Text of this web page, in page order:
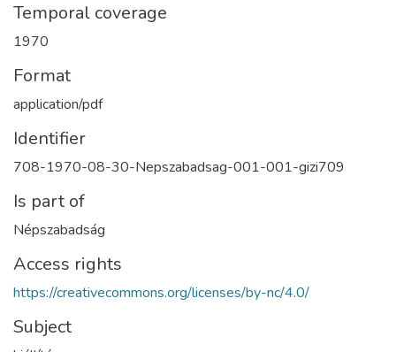
Temporal coverage
1970
Format
application/pdf
Identifier
708-1970-08-30-Nepszabadsag-001-001-gizi709
Is part of
Népszabadság
Access rights
https://creativecommons.org/licenses/by-nc/4.0/
Subject